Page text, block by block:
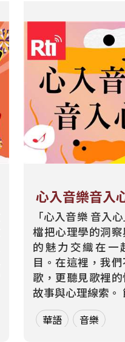
心入音樂音入
「心入音樂 音入
檔把心理學的洞
的魅力交織在一
目。在這裡，我
歌，更聽見歌裡
故事與心理線索。 節目從
心理學的角度出
聽眾探索音樂如
華語 音樂